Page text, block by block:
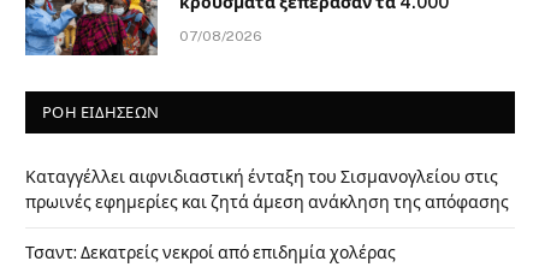
07/08/2026
ΡΟΗ ΕΙΔΗΣΕΩΝ
Καταγγέλλει αιφνιδιαστική ένταξη του Σισμανογλείου στις
πρωινές εφημερίες και ζητά άμεση ανάκληση της απόφασης
Τσαντ: Δεκατρείς νεκροί από επιδημία χολέρας